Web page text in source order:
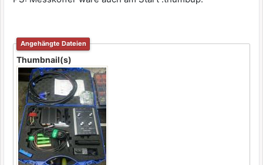
Angehängte Dateien
Thumbnail(s)